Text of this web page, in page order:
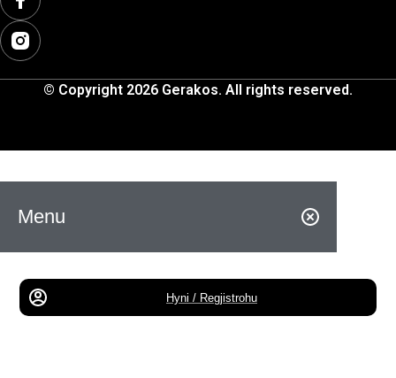
© Copyright 2026 Gerakos. All rights reserved.
Menu
Hyni / Regjistrohu